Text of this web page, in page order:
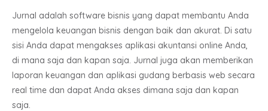
Jurnal adalah software bisnis yang dapat membantu Anda
mengelola keuangan bisnis dengan baik dan akurat. Di satu
sisi Anda dapat mengakses aplikasi akuntansi online Anda,
di mana saja dan kapan saja. Jurnal juga akan memberikan
laporan keuangan dan aplikasi gudang berbasis web secara
real time dan dapat Anda akses dimana saja dan kapan
saja.